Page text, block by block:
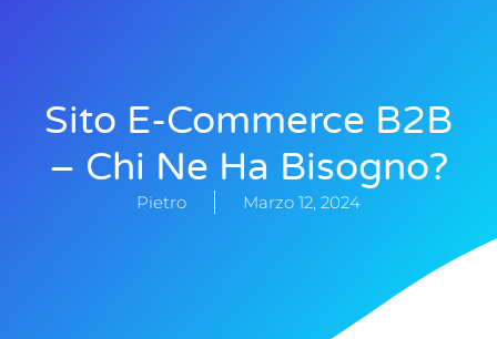
Sito E-Commerce B2B
– Chi Ne Ha Bisogno?
Pietro Marzo 12, 2024